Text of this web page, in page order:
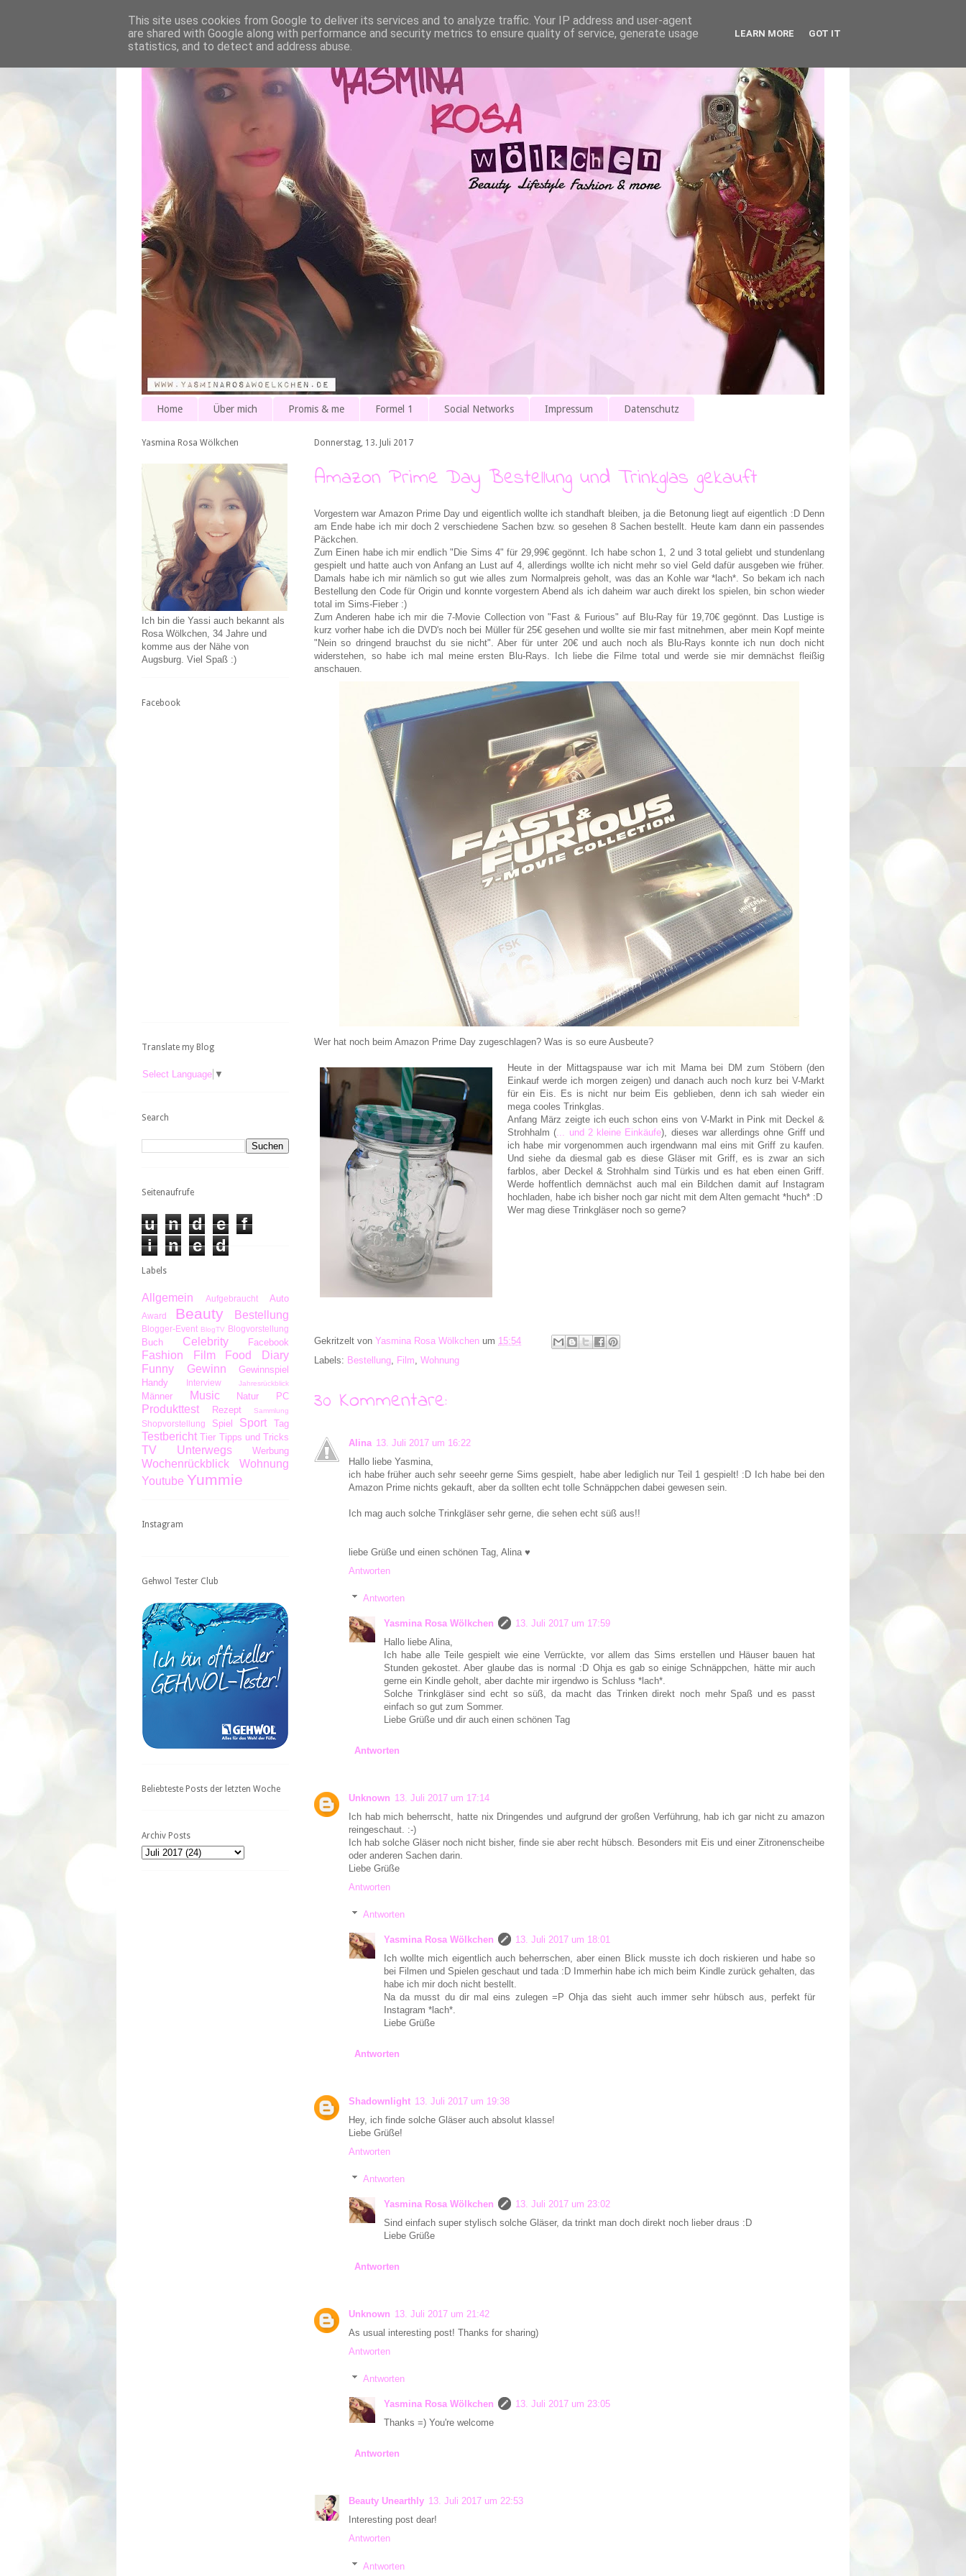
Home Über mich Promis & me Formel 1 Social Networks Impressum Datenschutz
Donnerstag, 13. Juli 2017
Amazon Prime Day Bestellung und Trinkglas gekauft
Vorgestern war Amazon Prime Day und eigentlich wollte ich standhaft bleiben, ja die Betonung liegt auf eigentlich :D Denn
am Ende habe ich mir doch 2 verschiedene Sachen bzw. so gesehen 8 Sachen bestellt. Heute kam dann ein passendes
Päckchen.
Zum Einen habe ich mir endlich "Die Sims 4" für 29,99€ gegönnt. Ich habe schon 1, 2 und 3 total geliebt und stundenlang
gespielt und hatte auch von Anfang an Lust auf 4, allerdings wollte ich nicht mehr so viel Geld dafür ausgeben wie früher.
Damals habe ich mir nämlich so gut wie alles zum Normalpreis geholt, was das an Kohle war *lach*. So bekam ich nach
Bestellung den Code für Origin und konnte vorgestern Abend als ich daheim war auch direkt los spielen, bin schon wieder
total im Sims-Fieber :)
Zum Anderen habe ich mir die 7-Movie Collection von "Fast & Furious" auf Blu-Ray für 19,70€ gegönnt. Das Lustige is
kurz vorher habe ich die DVD's noch bei Müller für 25€ gesehen und wollte sie mir fast mitnehmen, aber mein Kopf meinte
"Nein so dringend brauchst du sie nicht". Aber für unter 20€ und auch noch als Blu-Rays konnte ich nun doch nicht
widerstehen, so habe ich mal meine ersten Blu-Rays. Ich liebe die Filme total und werde sie mir demnächst fleißig
anschauen.
Wer hat noch beim Amazon Prime Day zugeschlagen? Was is so eure Ausbeute?
Heute in der Mittagspause war ich mit Mama bei DM zum Stöbern (den
Einkauf werde ich morgen zeigen) und danach auch noch kurz bei V-Markt
für ein Eis. Es is nicht nur beim Eis geblieben, denn ich sah wieder ein
mega cooles Trinkglas.
Anfang März zeigte ich euch schon eins von V-Markt in Pink mit Deckel &
Strohhalm ( ... und 2 kleine Einkäufe), dieses war allerdings ohne Griff und
ich habe mir vorgenommen auch irgendwann mal eins mit Griff zu kaufen.
Und siehe da diesmal gab es diese Gläser mit Griff, es is zwar an sich
farblos, aber Deckel & Strohhalm sind Türkis und es hat eben einen Griff.
Werde hoffentlich demnächst auch mal ein Bildchen damit auf Instagram
hochladen, habe ich bisher noch gar nicht mit dem Alten gemacht *huch* :D
Wer mag diese Trinkgläser noch so gerne?
Gekritzelt von Yasmina Rosa Wölkchen um 15:54
Labels: Bestellung Film Wohnung
30 Kommentare:
Alina 13. Juli 2017 um 16:22
Hallo liebe Yasmina,
ich habe früher auch sehr seeehr gerne Sims gespielt, habe aber lediglich nur Teil 1 gespielt! :D Ich habe bei den
Amazon Prime nichts gekauft, aber da sollten echt tolle Schnäppchen dabei gewesen sein.
Ich mag auch solche Trinkgläser sehr gerne, die sehen echt süß aus!!
liebe Grüße und einen schönen Tag, Alina ♥
Antworten
Antworten
Yasmina Rosa Wölkchen
13. Juli 2017 um 17:59
Hallo liebe Alina,
Ich habe alle Teile gespielt wie eine Verrückte, vor allem das Sims erstellen und Häuser bauen hat
Stunden gekostet. Aber glaube das is normal :D Ohja es gab so einige Schnäppchen, hätte mir auch
gerne ein Kindle geholt, aber dachte mir irgendwo is Schluss *lach*.
Solche Trinkgläser sind echt so süß, da macht das Trinken direkt noch mehr Spaß und es passt
einfach so gut zum Sommer.
Liebe Grüße und dir auch einen schönen Tag
Antworten
Unknown 13. Juli 2017 um 17:14
Ich hab mich beherrscht, hatte nix Dringendes und aufgrund der großen Verführung, hab ich gar nicht zu amazon
reingeschaut. :-)
Ich hab solche Gläser noch nicht bisher, finde sie aber recht hübsch. Besonders mit Eis und einer Zitronenscheibe
oder anderen Sachen darin.
Liebe Grüße
Antworten
Antworten
Yasmina Rosa Wölkchen
13. Juli 2017 um 18:01
Ich wollte mich eigentlich auch beherrschen, aber einen Blick musste ich doch riskieren und habe so
bei Filmen und Spielen geschaut und tada :D Immerhin habe ich mich beim Kindle zurück gehalten, das
habe ich mir doch nicht bestellt.
Na da musst du dir mal eins zulegen =P Ohja das sieht auch immer sehr hübsch aus, perfekt für
Instagram *lach*.
Liebe Grüße
Antworten
Shadownlight 13. Juli 2017 um 19:38
Hey, ich finde solche Gläser auch absolut klasse!
Liebe Grüße!
Antworten
Antworten
Yasmina Rosa Wölkchen
13. Juli 2017 um 23:02
Sind einfach super stylisch solche Gläser, da trinkt man doch direkt noch lieber draus :D
Liebe Grüße
Antworten
Unknown 13. Juli 2017 um 21:42
As usual interesting post! Thanks for sharing)
Antworten
Antworten
Yasmina Rosa Wölkchen
13. Juli 2017 um 23:05
Thanks =) You're welcome
Antworten
Beauty Unearthly 13. Juli 2017 um 22:53
Interesting post dear!
Antworten
Antworten
Yasmina Rosa Wölkchen
Ich bin die Yassi auch bekannt als
Rosa Wölkchen, 34 Jahre und
komme aus der Nähe von
Augsburg. Viel Spaß :)
Facebook
Translate my Blog
Select Language ▼
Search
Seitenaufrufe
u n d e
f
i
n e d
Labels
Allgemein Aufgebraucht Auto
Award Beauty Bestellung
Blogger-Event BlogTV Blogvorstellung
Buch Celebrity Facebook
Fashion Film
Food Diary
Funny
Gewinn
Gewinnspiel
Handy
Interview Jahresrückblick
Männer Music Natur PC
Produkttest Rezept Sammlung
Shopvorstellung Spiel Sport Tag
Testbericht Tier Tipps und Tricks
TV Unterwegs Werbung
Wochenrückblick
Wohnung
Youtube Yummie
Instagram
Gehwol Tester Club
Beliebteste Posts der letzten Woche
Archiv Posts
This site uses cookies from Google to deliver its services and to analyze traffic. Your IP address and user-agent
are shared with Google along with performance and security metrics to ensure quality of service, generate usage
statistics, and to detect and address abuse.
LEARN MORE GOT IT